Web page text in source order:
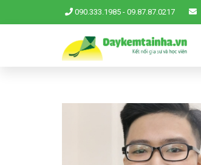
090.333.1985 - 09.87.87.0217